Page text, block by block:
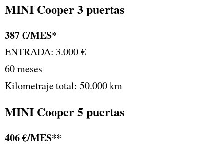
MINI Cooper 3 puertas
387 €/MES*
ENTRADA: 3.000 €
60 meses
Kilometraje total: 50.000 km
MINI Cooper 5 puertas
406 €/MES**